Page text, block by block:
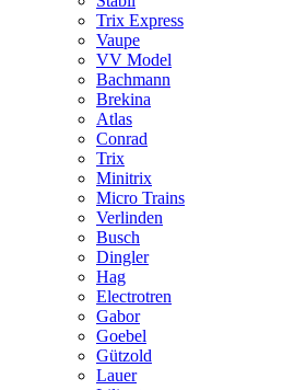
Trix Express
Vaupe
VV Model
Bachmann
Brekina
Atlas
Conrad
Trix
Minitrix
Micro Trains
Verlinden
Busch
Dingler
Hag
Electrotren
Gabor
Goebel
Gützold
Lauer